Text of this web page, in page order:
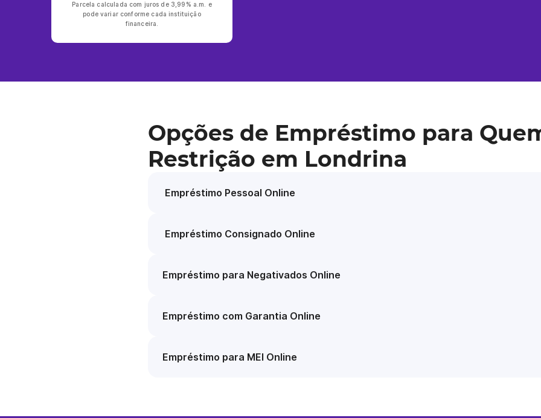
Parcela calculada com juros de 3,99% a.m. e
pode variar conforme cada instituição
financeira.
Opções de Empréstimo para
Restrição em Londrina
Empréstimo Pessoal Online
Empréstimo Consignado Online
Empréstimo para Negativados Online
Empréstimo com Garantia Online
Empréstimo para MEI Online